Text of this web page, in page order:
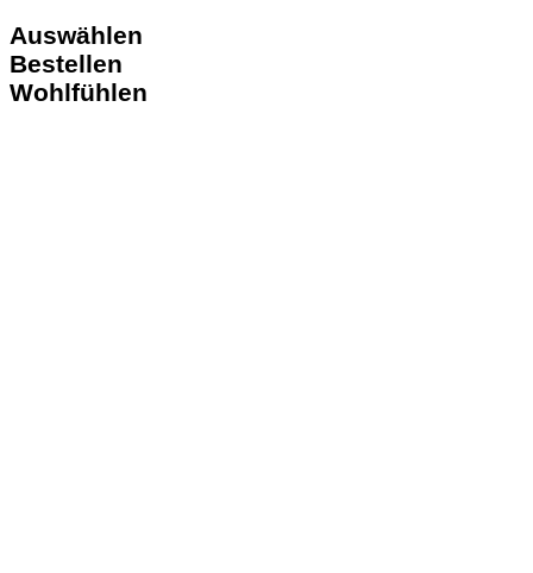
Auswählen
Bestellen
Wohlfühlen